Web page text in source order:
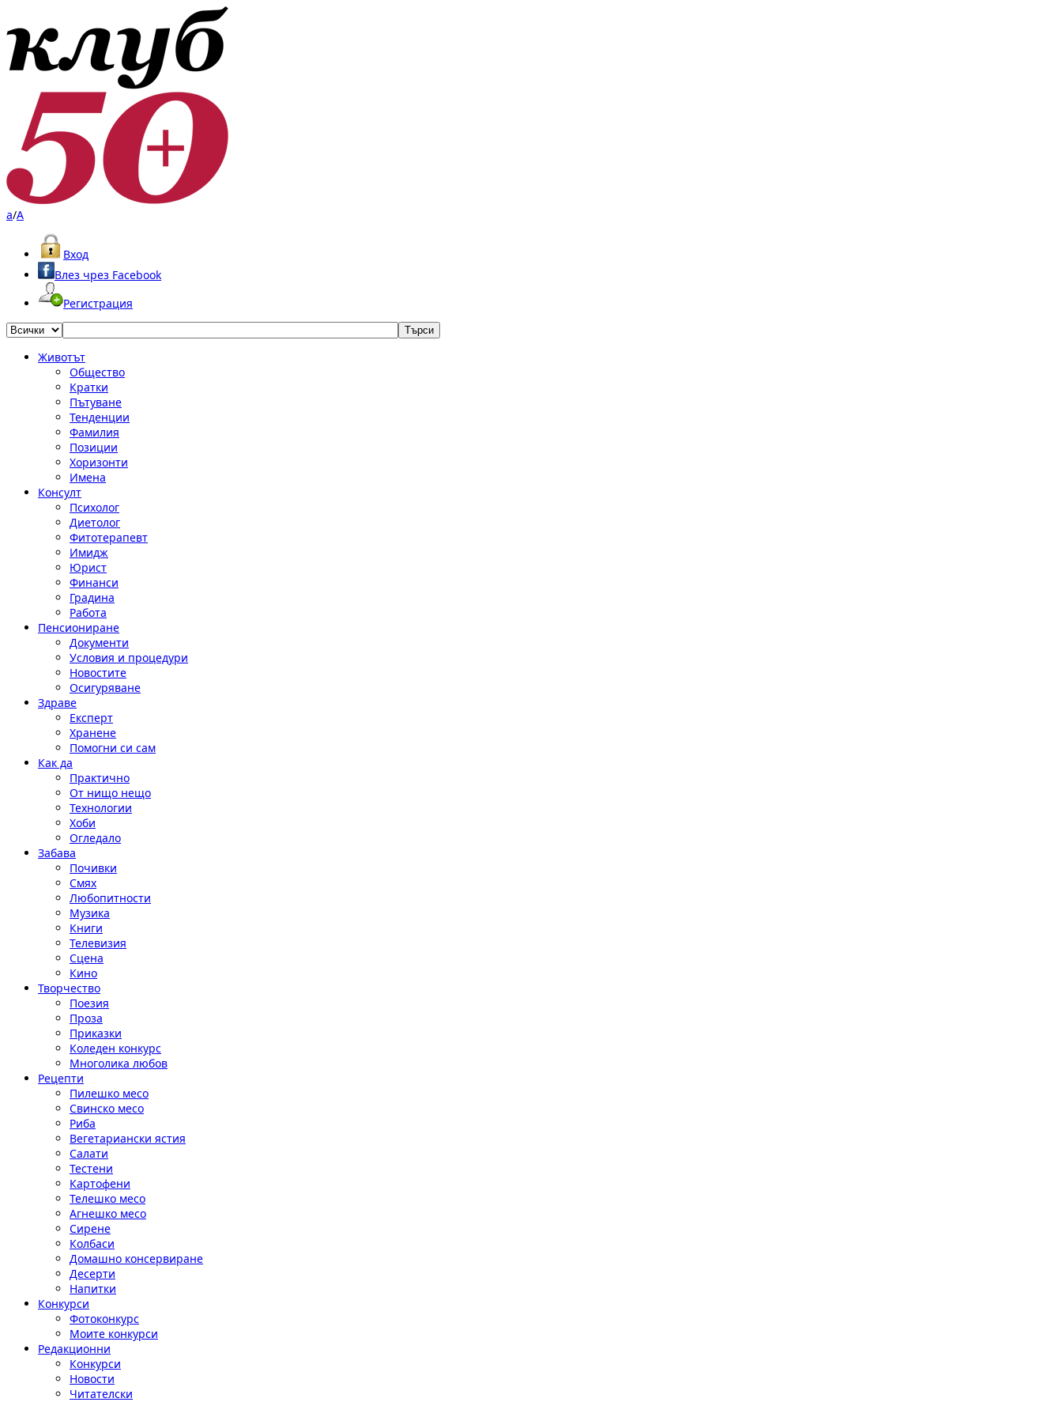
a/A
Вход
Влез чрез Facebook
Регистрация
Животът
Общество
Кратки
Пътуване
Тенденции
Фамилия
Позиции
Хоризонти
Имена
Консулт
Психолог
Диетолог
Фитотерапевт
Имидж
Юрист
Финанси
Градина
Работа
Пенсиониране
Документи
Условия и процедури
Новостите
Осигуряване
Здраве
Експерт
Хранене
Помогни си сам
Как да
Практично
От нищо нещо
Технологии
Хоби
Огледало
Забава
Почивки
Смях
Любопитности
Музика
Книги
Телевизия
Сцена
Кино
Творчество
Поезия
Проза
Приказки
Коледен конкурс
Многолика любов
Рецепти
Пилешко месо
Свинско месо
Риба
Вегетариански ястия
Салати
Тестени
Картофени
Телешко месо
Агнешко месо
Сирене
Колбаси
Домашно консервиране
Десерти
Напитки
Конкурси
Фотоконкурс
Моите конкурси
Редакционни
Конкурси
Новости
Читателски